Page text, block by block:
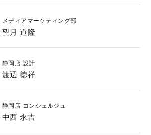
メディアマーケティング部
望月 道隆
静岡店 設計
渡辺 徳祥
静岡店 コンシェルジュ
中西 永吉